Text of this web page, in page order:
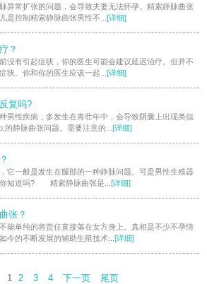
常扩张的问题，会导致夫妻无法怀孕。精索静脉曲张
是控制精索静脉曲张男性不... [详细]
？
有引起症状，你的医生可能会建议延迟治疗。但并不
状。你和你的医生应该一起... [详细]
复吗?
性疾病，多发生在青壮年中，会导致阴囊上出现类似
静脉曲张问题。需要注意的... [详细]
一般是发生在腿部的一种静脉问题。可是男性生殖器
你知道吗? 精索静脉曲张是... [详细]
张？
单纯的将责任直接落在女方身上。真相是不少不孕情
今的不断发展的辅助生殖技术... [详细]
1 2 3 4 下一页 尾页